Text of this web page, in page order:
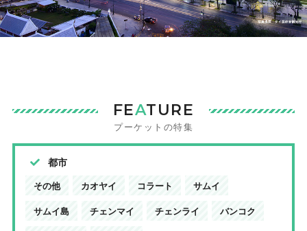
FEATURE
プーケットの特集
都市
その他 カオヤイ コラート サムイ
サムイ島 チェンマイ チェンライ バンコク